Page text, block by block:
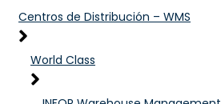
Centros de Distribución – WMS
World Class